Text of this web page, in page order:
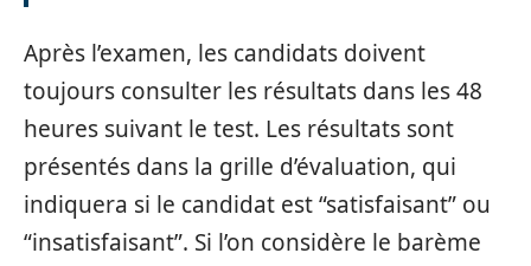
Après l’examen, les candidats doivent
toujours consulter les résultats dans les 48
heures suivant le test. Les résultats sont
présentés dans la grille d’évaluation, qui
indiquera si le candidat est “satisfaisant” ou
“insatisfaisant”. Si l’on considère le barème